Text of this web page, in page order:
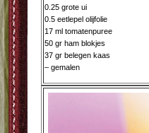
0.25 grote ui
0.5 eetlepel olijfolie
17 ml tomatenpuree
50 gr ham blokjes
37 gr belegen kaas
– gemalen